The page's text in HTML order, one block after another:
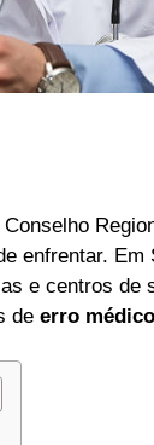
enfrentar. Em
e centros de
de erro médico